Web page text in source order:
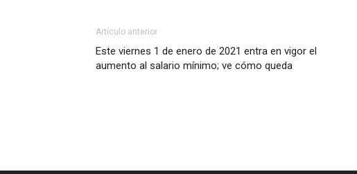
Artículo anterior
Este viernes 1 de enero de 2021 entra en vigor el
aumento al salario mínimo; ve cómo queda